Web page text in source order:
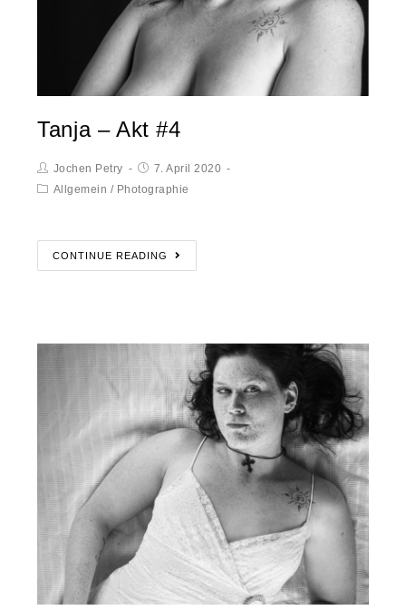
Tanja – Akt #4
Jochen Petry
7. April 2020
Allgemein / Photographie
CONTINUE READING